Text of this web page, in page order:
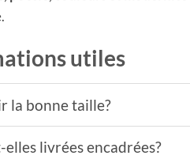
utiles
la bonne taille?
livrées encadrées?